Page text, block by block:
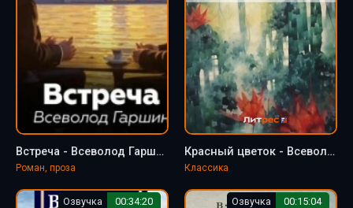
Встреча - Всеволод Гаршин
Роман, проза
Красный цветок - Всеволод Гаршин
Классика
Озвучка 00:34:20 Озвучка 00:15:04